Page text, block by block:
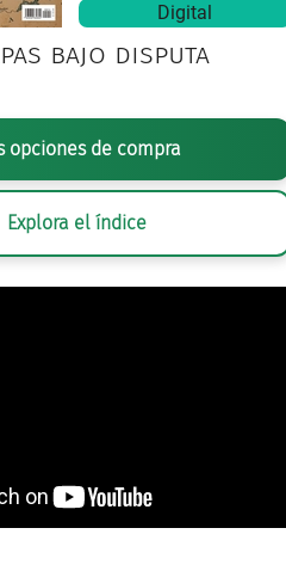
Digital
bajo disputa
opciones de compra
Explora el índice